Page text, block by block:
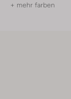
+ mehr farben